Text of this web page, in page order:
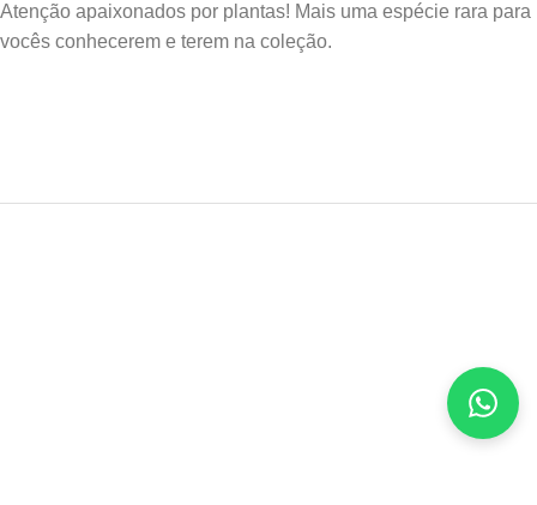
Atenção apaixonados por plantas! Mais uma espécie rara para
vocês conhecerem e terem na coleção.